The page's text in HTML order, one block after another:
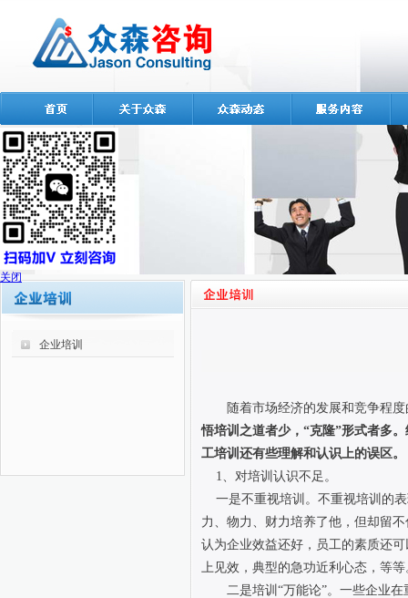
企业培训
随着市场经济的发展和竞争程
悟培训之道者少，“克隆”形式者多
工培训还有些理解和认识上的误区。
1、对培训认识不足。
一是不重视培训。不重视培训的
力、物力、财力培养了他，但却留
认为企业效益还好，员工的素质还
上见效，典型的急功近利心态，等等
二是培训“万能论”。一些企业在
关闭